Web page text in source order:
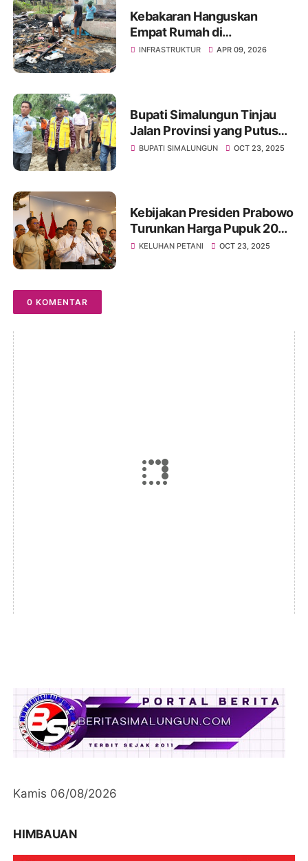
Kebakaran Hanguskan
Empat Rumah di
Simalungun, Kerugian
INFRASTRUKTUR APR 09, 2026
Bupati Simalungun Tinjau
Jalan Provinsi yang Putus
Akibat Longsor di Raya
BUPATI SIMALUNGUN OCT 23, 2025
Kebijakan Presiden Prabowo
Turunkan Harga Pupuk 20%
Pertama Kali dalam Sejarah
KELUHAN PETANI OCT 23, 2025
0 KOMENTAR
Kamis 06/08/2026
HIMBAUAN